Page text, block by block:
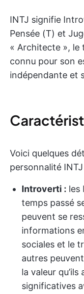
INTJ signifie
Pensée (T) et
« Architecte », le
connu pour son
indépendante et
Voici quelques
personnalité
Introverti : les
temps passé
peuvent se
informations
sociales et le
autres
la valeur
significatives